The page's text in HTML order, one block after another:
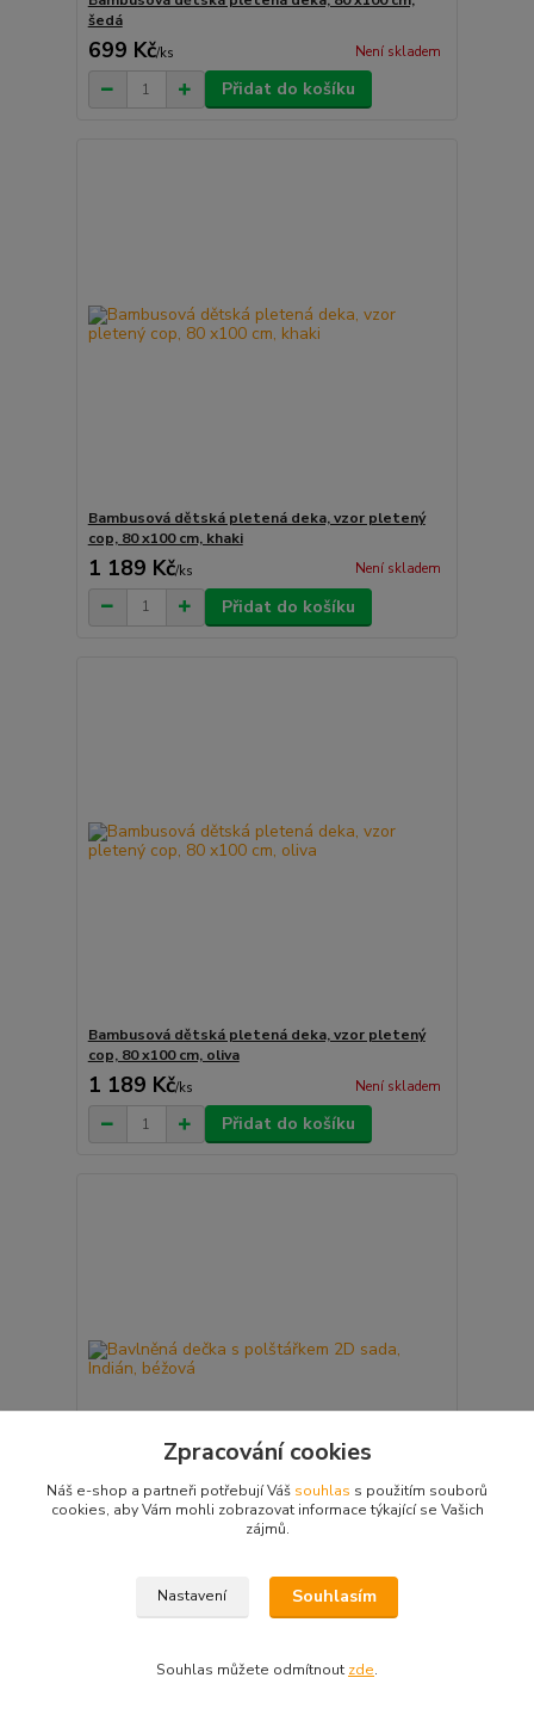
šedá
699 Kč/ks Není skladem
Přidat do košíku
Bambusová dětská pletená deka, vzor pletený
cop, 80 x100 cm, khaki
1 189 Kč/ks Není skladem
Přidat do košíku
Bambusová dětská pletená deka, vzor pletený
cop, 80 x100 cm, oliva
1 189 Kč/ks Není skladem
Přidat do košíku
/ks Není skladem
Zpracování cookies
Náš e-shop a partneři potřebují Váš souhlas s použitím souborů
cookies, aby Vám mohli zobrazovat informace týkající se Vašich
zájmů.
Nastavení Souhlasím
Souhlas můžete odmítnout zde.